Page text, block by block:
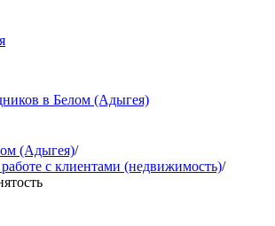
в Белом (Адыгея)
(Адыгея)/
с клиентами (недвижимость)/